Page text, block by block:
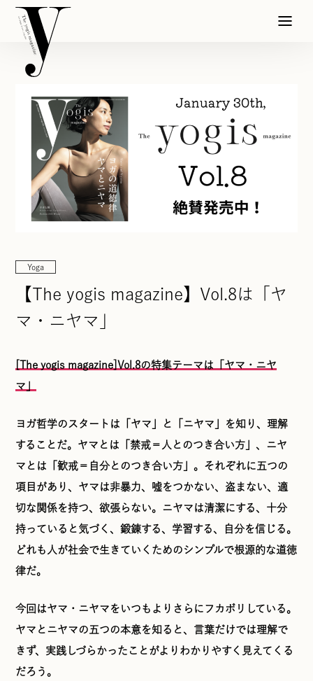
Yoga
【The yogis magazine】Vol.8は「ヤ
マ・ニヤマ」
[The yogis magazine]Vol.8の特集テーマは「ヤマ・ニヤ
マ」
ヨガ哲学のスタートは「ヤマ」と「ニヤマ」を知り、理解
することだ。ヤマとは「禁戒＝人とのつき合い方」、ニヤ
マとは「歓戒＝自分とのつき合い方」。それぞれに五つの
項目があり、ヤマは非暴力、嘘をつかない、盗まない、適
切な関係を持つ、欲張らない。ニヤマは清潔にする、十分
持っていると気づく、鍛錬する、学習する、自分を信じる。
どれも人が社会で生きていくためのシンプルで根源的な道徳
律だ。
今回はヤマ・ニヤマをいつもよりさらにフカボリしている。
ヤマとニヤマの五つの本意を知ると、言葉だけでは理解で
きず、実践しづらかったことがよりわかりやすく見えてくる
だろう。